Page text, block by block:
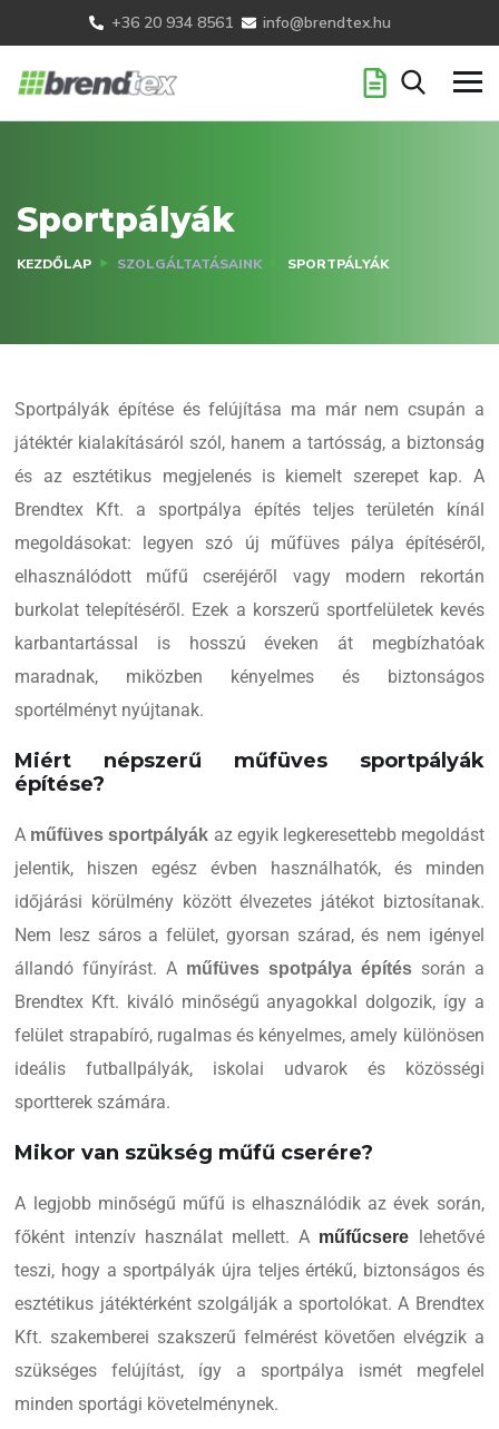
+36 20 934 8561 info@brendtex.hu
Sportpályák
KEZDŐLAP SZOLGÁLTATÁSAINK SPORTPÁLYÁK
Sportpályák építése és felújítása ma már nem csupán a
játéktér kialakításáról szól, hanem a tartósság, a biztonság
és az esztétikus megjelenés is kiemelt szerepet kap. A
Brendtex Kft. a sportpálya építés teljes területén kínál
megoldásokat: legyen szó új műfüves pálya építéséről,
elhasználódott műfű cseréjéről vagy modern rekortán
burkolat telepítéséről. Ezek a korszerű sportfelületek kevés
karbantartással is hosszú éveken át megbízhatóak
maradnak, miközben kényelmes és biztonságos
sportélményt nyújtanak.
Miért népszerű műfüves sportpályák
építése?
A műfüves sportpályák az egyik legkeresettebb megoldást
jelentik, hiszen egész évben használhatók, és minden
időjárási körülmény között élvezetes játékot biztosítanak.
Nem lesz sáros a felület, gyorsan szárad, és nem igényel
állandó fűnyírást. A műfüves spotpálya építéssorán a
Brendtex Kft. kiváló minőségű anyagokkal dolgozik, így a
felület strapabíró, rugalmas és kényelmes, amely különösen
ideális futballpályák, iskolai udvarok és közösségi
sportterek számára.
Mikor van szükség műfű cserére?
A legjobb minőségű műfű is elhasználódik az évek során,
főként intenzív használat mellett. A műfűcsere lehetővé
teszi, hogy a sportpályák újra teljes értékű, biztonságos és
esztétikus játéktérként szolgálják a sportolókat. A Brendtex
Kft. szakemberei szakszerű felmérést követően elvégzik a
szükséges felújítást, így a sportpálya ismét megfelel
minden sportági követelménynek.